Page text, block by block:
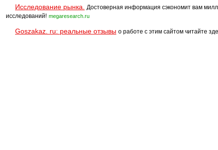
Исследование рынка.
Достоверная информация сэкономит вам
исследований! megaresearch.ru
Goszakaz. ru: реальные отзывы о работе с этим сайтом читайте